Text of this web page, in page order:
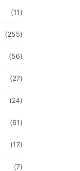
(11)
(255)
(56)
(27)
(24)
(61)
(17)
(7)